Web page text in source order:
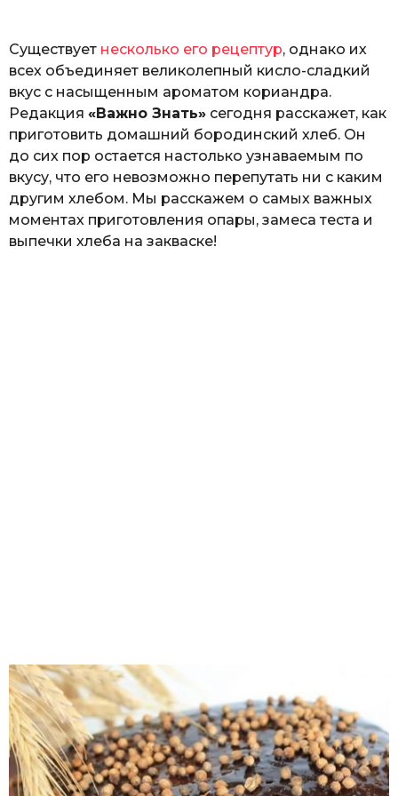
Существует несколько его рецептур, однако их
всех объединяет великолепный кисло-сладкий
вкус с насыщенным ароматом кориандра.
Редакция «Важно Знать» сегодня расскажет, как
приготовить домашний бородинский хлеб. Он
до сих пор остается настолько узнаваемым по
вкусу, что его невозможно перепутать ни с каким
другим хлебом. Мы расскажем о самых важных
моментах приготовления опары, замеса теста и
выпечки хлеба на закваске!